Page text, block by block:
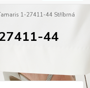
1-27411-44 Stříbrná
44